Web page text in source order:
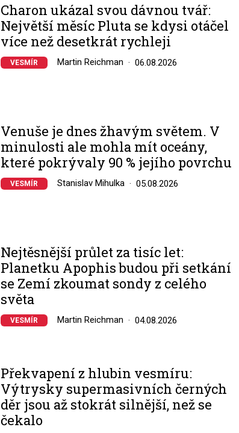
Charon ukázal svou dávnou tvář:
Největší měsíc Pluta se kdysi otáčel
více než desetkrát rychleji
VESMÍR Martin Reichman 06.08.2026
Venuše je dnes žhavým světem. V
minulosti ale mohla mít oceány,
které pokrývaly 90 % jejího povrchu
VESMÍR Stanislav Mihulka 05.08.2026
Nejtěsnější průlet za tisíc let:
Planetku Apophis budou při setkání
se Zemí zkoumat sondy z celého
světa
VESMÍR Martin Reichman 04.08.2026
Překvapení z hlubin vesmíru:
Výtrysky supermasivních černých
děr jsou až stokrát silnější, než se
čekalo